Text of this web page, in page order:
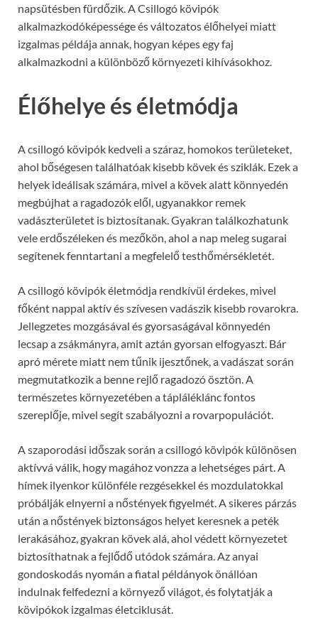
napsütésben fürdőzik. A Csillogó kövipók
alkalmazkodóképessége és változatos élőhelyei miatt
izgalmas példája annak, hogyan képes egy faj
alkalmazkodni a különböző környezeti kihívásokhoz.
Élőhelye és életmódja
A csillogó kövipók kedveli a száraz, homokos területeket,
ahol bőségesen találhatóak kisebb kövek és sziklák. Ezek a
helyek ideálisak számára, mivel a kövek alatt könnyedén
megbújhat a ragadozók elől, ugyanakkor remek
vadászterületet is biztosítanak. Gyakran találkozhatunk
vele erdőszéleken és mezőkön, ahol a nap meleg sugarai
segítenek fenntartani a megfelelő testhőmérsékletét.
A csillogó kövipók életmódja rendkívül érdekes, mivel
főként nappal aktív és szívesen vadászik kisebb rovarokra.
Jellegzetes mozgásával és gyorsaságával könnyedén
lecsap a zsákmányra, amit aztán gyorsan elfogyaszt. Bár
apró mérete miatt nem tűnik ijesztőnek, a vadászat során
megmutatkozik a benne rejlő ragadozó ösztön. A
természetes környezetében a tápláléklánc fontos
szereplője, mivel segít szabályozni a rovarpopulációt.
A szaporodási időszak során a csillogó kövipók különösen
aktívvá válik, hogy magához vonzza a lehetséges párt. A
hímek ilyenkor különféle rezgésekkel és mozdulatokkal
próbálják elnyerni a nőstények figyelmét. A sikeres párzás
után a nőstények biztonságos helyet keresnek a peték
lerakásához, gyakran kövek alá, ahol védett környezetet
biztosíthatnak a fejlődő utódok számára. Az anyai
gondoskodás nyomán a fiatal példányok önállóan
indulnak felfedezni a környező világot, és folytatják a
kövipókok izgalmas életciklusát.